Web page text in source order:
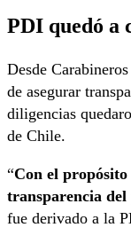
PDI quedó a
Desde
de asegurar
diligencias
de Chile.
“Con el
transparencia del
fue derivado a la